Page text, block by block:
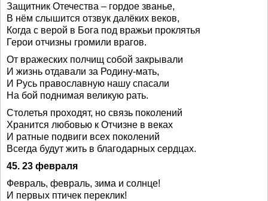
Защитник Отечества – гордое званье,
В нём слышится отзвук далёких веков,
Когда с верой в Бога под вражьи проклятья
Герои отчизны громили врагов.
От вражеских полчищ собой закрывали
И жизнь отдавали за Родину-мать,
И Русь православную нашу спасали
На бой поднимая великую рать.
Столетья проходят, но связь поколений
Хранится любовью к Отчизне в веках
И ратные подвиги всех поколений
Всегда будут жить в благодарных сердцах.
45. 23 февраля
Февраль, февраль, зима и солнце!
И первых птичек переклик!